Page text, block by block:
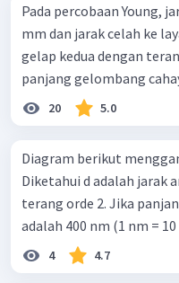
Pada percobaan Young,
mm dan jarak celah ke
gelap kedua dengan
panjang gelombang
20 5.0
Diagram berikut
Diketahui d adalah jarak
terang orde 2. Jika
adalah 400 nm (1 nm = 10
4 4.7